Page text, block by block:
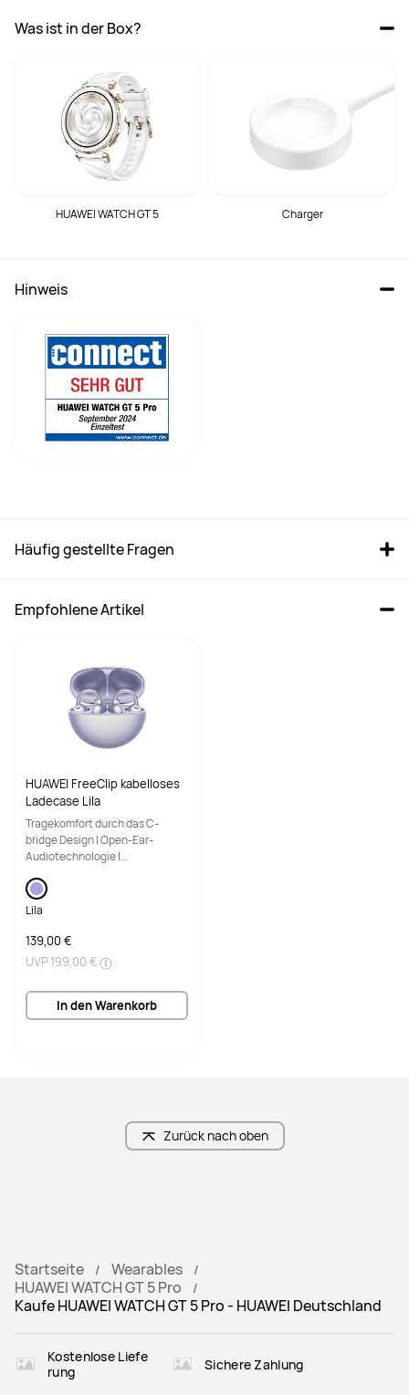
Was ist in der Box?
HUAWEI WATCH GT 5 Charger
Hinweis
Häufig gestellte Fragen
Empfohlene Artikel
HUAWEI FreeClip kabelloses
Ladecase Lila
Tragekomfort durch das C-
bridge Design | Open-Ear-
Audiotechnologie |
Erkennung
Lila
139,00 €
UVP199,00 €
In den Warenkorb
Zurück nach oben
Startseite
Wearables
HUAWEI WATCH GT 5 Pro
Kaufe HUAWEI WATCH GT 5 Pro - HUAWEI Deutschland
Kostenlose Liefe
rung
Sichere Zahlung